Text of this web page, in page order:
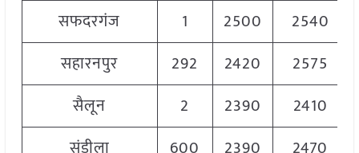
सफदरगंज
1 2500 2540
सहारनपुर
292 2420 2575
सैलून
2 2390 2410